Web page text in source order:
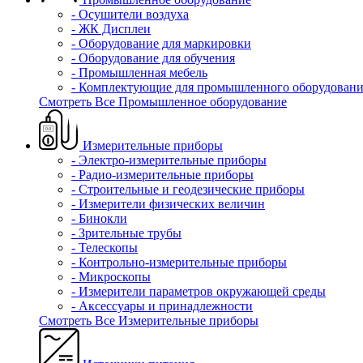
- Осушители воздуха
- ЖК Дисплеи
- Оборудование для маркировки
- Оборудование для обучения
- Промышленная мебель
- Комплектующие для промышленного
Смотреть Все Промышленное оборудование
Измерительные приборы
- Электро-измерительные приборы
- Радио-измерительные приборы
- Строительные и геодезические приборы
- Измерители физических величин
- Бинокли
- Зрительные трубы
- Телескопы
- Контрольно-измерительные приборы
- Микроскопы
- Измерители параметров окружающей среды
- Аксессуары и принадлежности
Смотреть Все Измерительные приборы